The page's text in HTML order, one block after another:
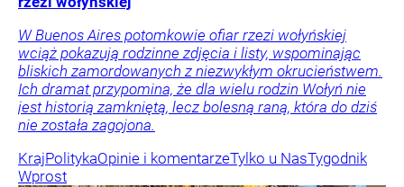
W Buenos Aires potomkowie ofiar rzezi wołyńskiej
wciąż pokazują rodzinne zdjęcia i listy, wspominając
bliskich zamordowanych z niezwykłym okrucieństwem.
Ich dramat przypomina, że dla wielu rodzin Wołyń nie
jest historią zamkniętą, lecz bolesną raną, która do dziś
nie została zagojona.
KrajPolitykaOpinie i komentarzeTylko u NasTygodnik
Wprost